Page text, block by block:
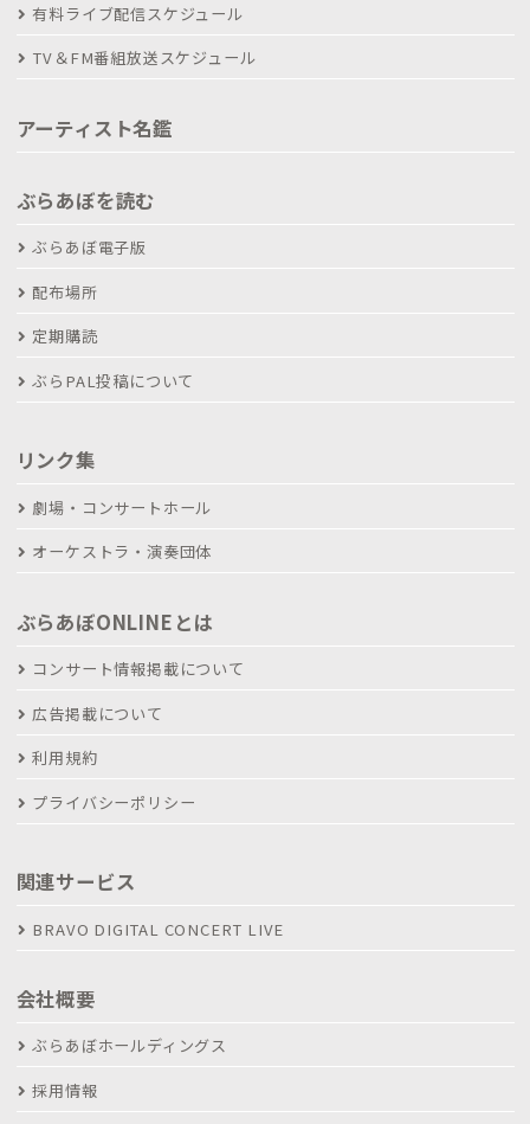
有料ライブ配信スケジュール
TV＆FM番組放送スケジュール
アーティスト名鑑
ぶらあぼを読む
ぶらあぼ電子版
配布場所
定期購読
ぶらPAL投稿について
リンク集
劇場・コンサートホール
オーケストラ・演奏団体
ぶらあぼONLINEとは
コンサート情報掲載について
広告掲載について
利用規約
プライバシーポリシー
関連サービス
BRAVO DIGITAL CONCERT LIVE
会社概要
ぶらあぼホールディングス
採用情報